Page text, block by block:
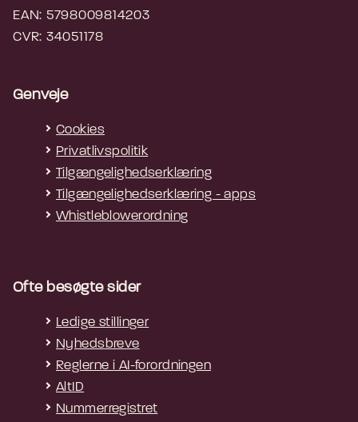
EAN: 5798009814203
CVR: 34051178
Genveje
Cookies
Privatlivspolitik
Tilgængelighedserklæring
Tilgængelighedserklæring - apps
Whistleblowerordning
Ofte besøgte sider
Ledige stillinger
Nyhedsbreve
Reglerne i AI-forordningen
AltID
Nummerregistret